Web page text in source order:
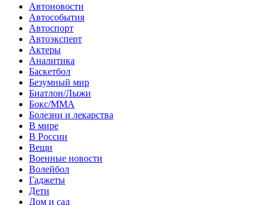
Автоновости
Автособытия
Автоспорт
Автоэксперт
Актеры
Аналитика
Баскетбол
Безумный мир
Биатлон/Лыжи
Бокс/MMA
Болезни и лекарства
В мире
В России
Вещи
Военные новости
Волейбол
Гаджеты
Дети
Дом и сад